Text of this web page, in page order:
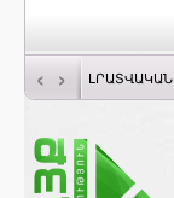
‹ › ԼՐԱՏՎԱԿԱՆ